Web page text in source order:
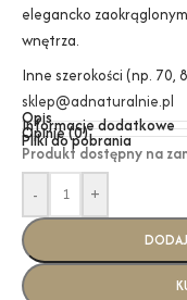
elegancko
wnętrza.
Inne szerokości (np. 70,
sklep@adnaturalnie.pl
Opis
Informacje dodatkowe
Opinie (0)
Pliki do pobrania
Produkt dostępny na
-
+